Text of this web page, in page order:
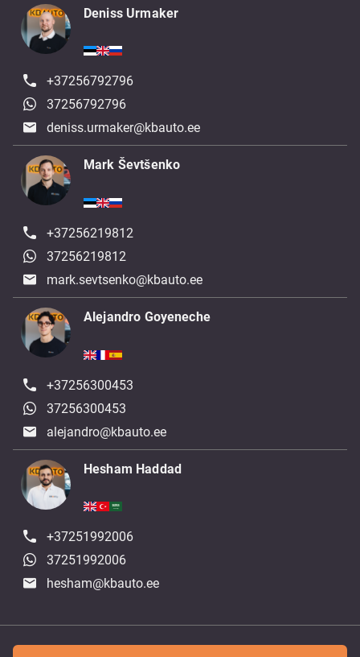
Deniss Urmaker
+37256792796
37256792796
deniss.urmaker@kbauto.ee
Mark Ševtšenko
+37256219812
37256219812
mark.sevtsenko@kbauto.ee
Alejandro Goyeneche
+37256300453
37256300453
alejandro@kbauto.ee
Hesham Haddad
+37251992006
37251992006
hesham@kbauto.ee